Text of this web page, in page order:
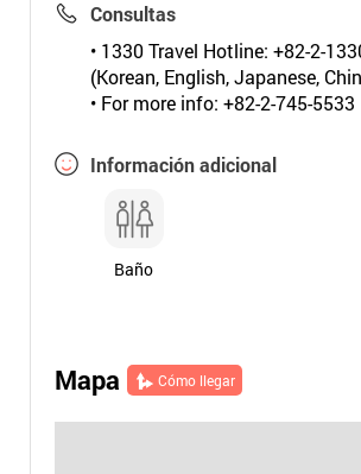
Consultas
• 1330 Travel Hotline: +82-2-
(Korean, English, Japanese,
• For more info: +82-2-745-5533
Información adicional
Baño
Mapa Cómo llegar